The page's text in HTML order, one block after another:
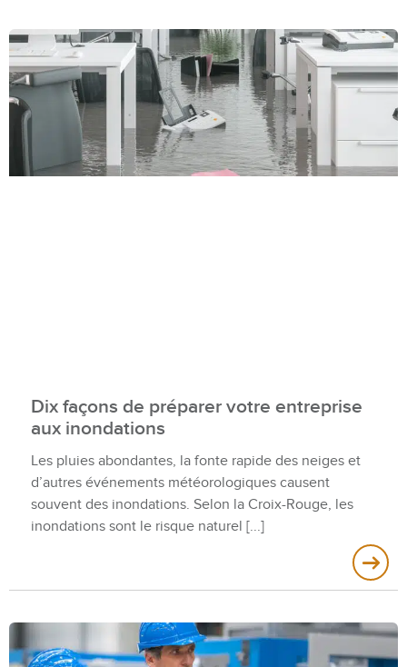
Dix façons de préparer votre entreprise
aux inondations
Les pluies abondantes, la fonte rapide des neiges et
d’autres événements météorologiques causent
souvent des inondations. Selon la Croix-Rouge, les
inondations sont le risque naturel